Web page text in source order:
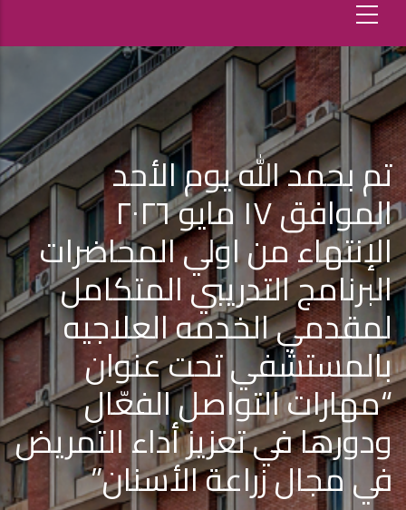
تم بحمد الله يوم الأحد
الموافق ١٧ مايو ٢٠٢٦
الإنتهاء من اولي المحاضرات
البرنامج التدريبي المتكامل
لمقدمي الخدمه العلاجيه
بالمستشفي تحت عنوان
“مهارات التواصل الفعّال
ودورها في تعزيز أداء التمريض
في مجال زراعة الأسنان”